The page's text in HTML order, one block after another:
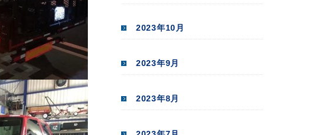
2023年10月
2023年9月
2023年8月